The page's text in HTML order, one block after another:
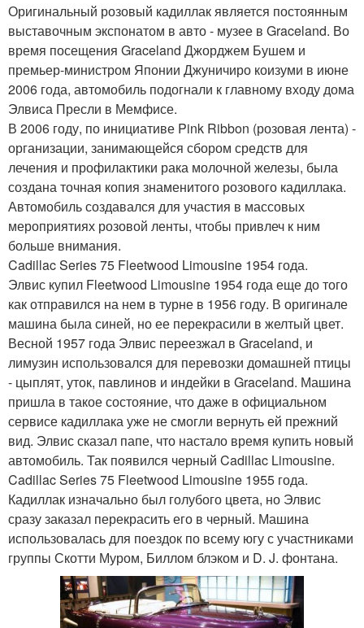
Оригинальный розовый кадиллак является постоянным
выставочным экспонатом в авто - музее в Graceland. Во
время посещения Graceland Джорджем Бушем и
премьер-министром Японии Джуничиро коизуми в июне
2006 года, автомобиль подогнали к главному входу дома
Элвиса Пресли в Мемфисе.
В 2006 году, по инициативе Pink Ribbon (розовая лента) -
организации, занимающейся сбором средств для
лечения и профилактики рака молочной железы, была
создана точная копия знаменитого розового кадиллака.
Автомобиль создавался для участия в массовых
мероприятиях розовой ленты, чтобы привлеч к ним
больше внимания.
Cadillac Series 75 Fleetwood Limousine 1954 года.
Элвис купил Fleetwood Limousine 1954 года еще до того
как отправился на нем в турне в 1956 году. В оригинале
машина была синей, но ее перекрасили в желтый цвет.
Весной 1957 года Элвис переезжал в Graceland, и
лимузин использовался для перевозки домашней птицы
- цыплят, уток, павлинов и индейки в Graceland. Машина
пришла в такое состояние, что даже в официальном
сервисе кадиллака уже не смогли вернуть ей прежний
вид. Элвис сказал папе, что настало время купить новый
автомобиль. Так появился черный Cadillac Limousine.
Cadillac Series 75 Fleetwood Limousine 1955 года.
Кадиллак изначально был голубого цвета, но Элвис
сразу заказал перекрасить его в черный. Машина
использовалась для поездок по всему югу с участниками
группы Скотти Муром, Биллом блэком и D. J. фонтана.